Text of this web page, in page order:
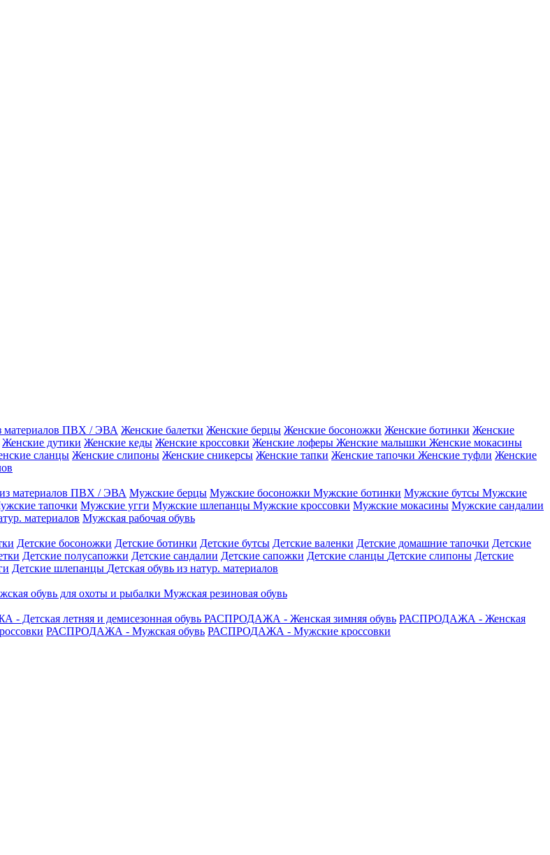
материалов ПВХ / ЭВА Женские балетки Женские берцы Женские босоножки Женские ботинки Женские
Женские дутики Женские кеды Женские кроссовки Женские лоферы Женские малышки Женские мокасины
сланцы Женские слипоны Женские сникерсы Женские тапки Женские тапочки Женские туфли Женские
материалов ПВХ / ЭВА Мужские берцы Мужские босоножки Мужские ботинки Мужские бутсы Мужские
тапочки Мужские угги Мужские шлепанцы Мужские кроссовки Мужские мокасины Мужские сандалии
материалов Мужская рабочая обувь
Детские босоножки Детские ботинки Детские бутсы Детские валенки Детские домашние тапочки Детские
Детские полусапожки Детские сандалии Детские сапожки Детские сланцы Детские слипоны Детские
Детские шлепанцы Детская обувь из натур. материалов
обувь для охоты и рыбалки Мужская резиновая обувь
Детская летняя и демисезонная обувь РАСПРОДАЖА - Женская зимняя обувь РАСПРОДАЖА - Женская
РАСПРОДАЖА - Мужская обувь РАСПРОДАЖА - Мужские кроссовки